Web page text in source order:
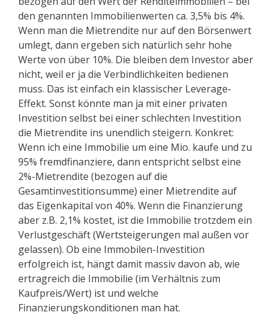
den genannten Immobilienwerten ca. 3,5% bis 4%.
Wenn man die Mietrendite nur auf den Börsenwert
umlegt, dann ergeben sich natürlich sehr hohe
Werte von über 10%. Die bleiben dem Investor aber
nicht, weil er ja die Verbindlichkeiten bedienen
muss. Das ist einfach ein klassischer Leverage-
Effekt. Sonst könnte man ja mit einer privaten
Investition selbst bei einer schlechten Investition
die Mietrendite ins unendlich steigern. Konkret:
Wenn ich eine Immobilie um eine Mio. kaufe und zu
95% fremdfinanziere, dann entspricht selbst eine
2%-Mietrendite (bezogen auf die
Gesamtinvestitionsumme) einer Mietrendite auf
das Eigenkapital von 40%. Wenn die Finanzierung
aber z.B. 2,1% kostet, ist die Immobilie trotzdem ein
Verlustgeschäft (Wertsteigerungen mal außen vor
gelassen). Ob eine Immobilen-Investition
erfolgreich ist, hängt damit massiv davon ab, wie
ertragreich die Immobilie (im Verhältnis zum
Kaufpreis/Wert) ist und welche
Finanzierungskonditionen man hat.